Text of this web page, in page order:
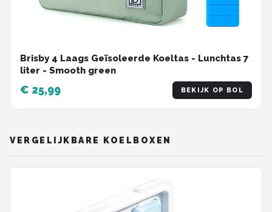
Brisby 4 Laags Geïsoleerde Koeltas - Lunchtas 7
liter - Smooth green
€ 25,99 BEKIJK OP BOL
VERGELIJKBARE KOELBOXEN